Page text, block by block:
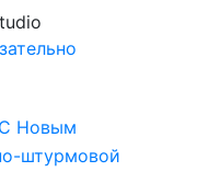
С Новым
штурмовой